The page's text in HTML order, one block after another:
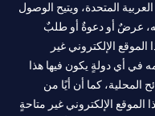
المتحدة، ويتيح الوصول
عرضٌ أو دعوةٌ أو طلبٌ
الإلكتروني غير
أي دولةٍ يكون فيها هذا
المحلية، كما أن أيًا من
الموقع الإلكتروني غير متاحةٍ